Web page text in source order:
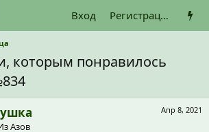
Вход Регистрация
которым понравилось
Апр 8, 2021
Азов